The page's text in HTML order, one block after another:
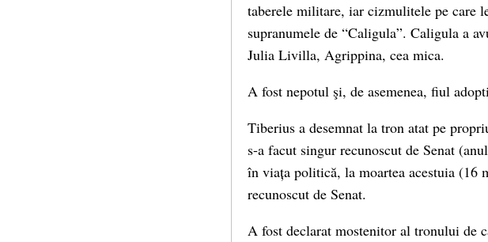
taberele militare, iar cizmulitele pe care
supranumele de “Caligula”. Caligula a
Julia Livilla, Agrippina, cea mica.
A fost nepotul şi, de asemenea, fiul
Tiberius a desemnat la tron atat pe
s-a facut singur recunoscut de Senat
în viața politică, la moartea acestuia (16
recunoscut de Senat.
A fost declarat mostenitor al tronului de